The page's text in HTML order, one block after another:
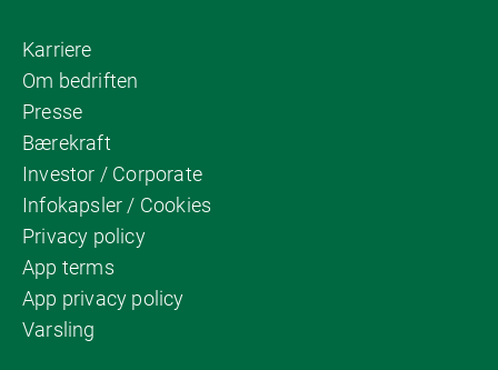
Karriere
Om bedriften
Presse
Bærekraft
Investor / Corporate
Infokapsler / Cookies
Privacy policy
App terms
App privacy policy
Varsling